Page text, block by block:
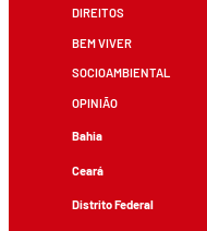
DIREITOS
BEM VIVER
SOCIOAMBIENTAL
OPINIÃO
Bahia
Ceará
Distrito Federal